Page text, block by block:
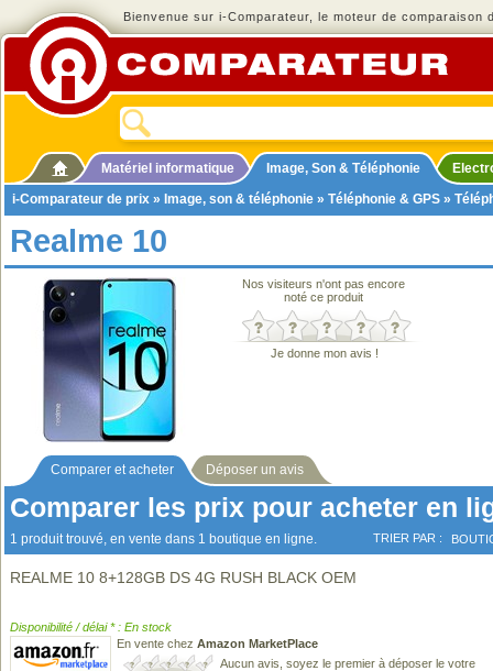
Bienvenue sur i-Comparateur, le moteur de comparaison
Matériel informatique Image, Son & Téléphonie
i-Comparateur de prix » Image, son & téléphonie » Téléphonie & GPS »
Realme 10
Nos visiteurs n'ont pas encore
noté ce produit
Je donne mon avis !
Comparer et acheter Déposer un avis
Comparer les prix pour acheter en
1 produit trouvé, en vente dans 1 boutique en ligne. TRIER PAR :
REALME 10 8+128GB DS 4G RUSH BLACK OEM
Disponibilité / délai * : En stock
En vente chez Amazon MarketPlace
Aucun avis, soyez le premier à déposer le votre